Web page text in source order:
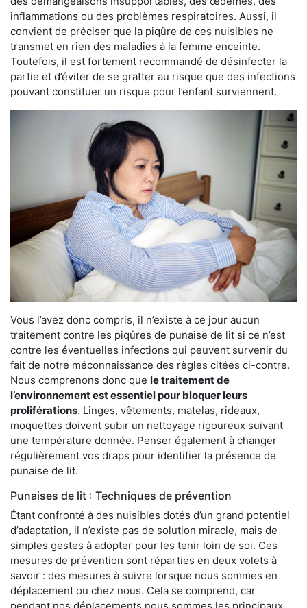
inflammations ou des problèmes respiratoires. Aussi, il
convient de préciser que la piqûre de ces nuisibles ne
transmet en rien des maladies à la femme enceinte.
Toutefois, il est fortement recommandé de désinfecter la
partie et d’éviter de se gratter au risque que des infections
pouvant constituer un risque pour l’enfant surviennent.
Vous l’avez donc compris, il n’existe à ce jour aucun
traitement contre les piqûres de punaise de lit si ce n’est
contre les éventuelles infections qui peuvent survenir du
fait de notre méconnaissance des règles citées ci-contre.
Nous comprenons donc que le traitement de
l’environnement est essentiel pour bloquer leurs
proliférations. Linges, vêtements, matelas, rideaux,
moquettes doivent subir un nettoyage rigoureux suivant
une température donnée. Penser également à changer
régulièrement vos draps pour identifier la présence de
punaise de lit.
Punaises de lit : Techniques de prévention
Étant confronté à des nuisibles dotés d’un grand potentiel
d’adaptation, il n’existe pas de solution miracle, mais de
simples gestes à adopter pour les tenir loin de soi. Ces
mesures de prévention sont réparties en deux volets à
savoir : des mesures à suivre lorsque nous sommes en
déplacement ou chez nous. Cela se comprend, car